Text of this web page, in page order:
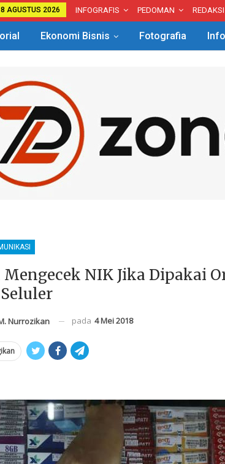
AGUSTUS 2026 INFOGRAFIS PEDOMAN REDAKSI
Ekonomi Bisnis Fotografia
Mengecek NIK Jika Dipakai
Nurrozikan pada 4 Mei 2018